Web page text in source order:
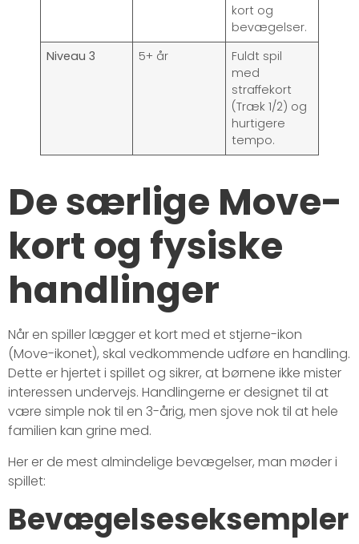
kort og
bevægelser.
Niveau 3
5+ år
Fuldt spil
med
straffekort
(Træk 1/2) og
hurtigere
tempo.
De særlige Move-
kort og fysiske
handlinger
Når en spiller lægger et kort med et stjerne-ikon
(Move-ikonet), skal vedkommende udføre en handling.
Dette er hjertet i spillet og sikrer, at børnene ikke mister
interessen undervejs. Handlingerne er designet til at
være simple nok til en 3-årig, men sjove nok til at hele
familien kan grine med.
Her er de mest almindelige bevægelser, man møder i
spillet:
Bevægelseseksempler